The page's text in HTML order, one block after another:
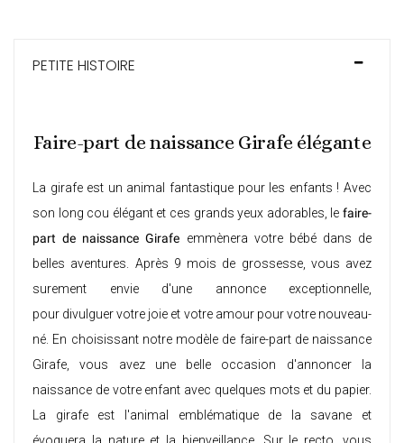
PETITE HISTOIRE
Faire-part de naissance Girafe élégante
La girafe est un animal fantastique pour les enfants ! Avec
son long cou élégant et ces grands yeux adorables, le faire-
part de naissance Girafe emmènera votre bébé dans de
belles aventures. Après 9 mois de grossesse, vous avez
surement envie d'une annonce exceptionnelle,
pour divulguer votre joie et votre amour pour votre nouveau-
né. En choisissant notre modèle de faire-part de naissance
Girafe, vous avez une belle occasion d'annoncer la
naissance de votre enfant avec quelques mots et du papier.
La girafe est l'animal emblématique de la savane et